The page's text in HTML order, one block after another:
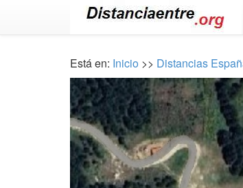
Está en: Inicio >> Distancias